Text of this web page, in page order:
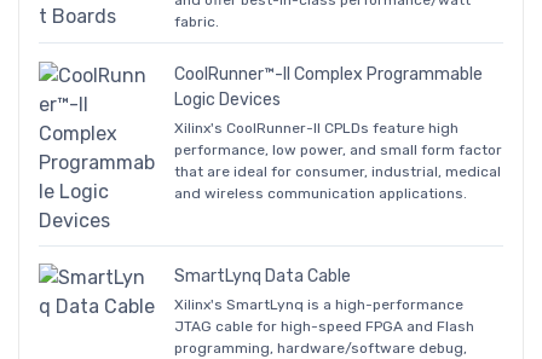
fabric.
CoolRunner™-II Complex Programmable
Logic Devices
Xilinx's CoolRunner-II CPLDs feature high
performance, low power, and small form factor
that are ideal for consumer, industrial, medical
and wireless communication applications.
SmartLynq Data Cable
Xilinx's SmartLynq is a high-performance
JTAG cable for high-speed FPGA and Flash
programming, hardware/software debug,